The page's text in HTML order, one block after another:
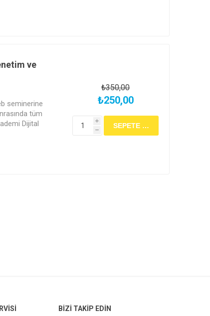
ve
seminerine
tüm
Dijital
₺350,00
₺250,00
i
h
BIZI TAKIP EDIN